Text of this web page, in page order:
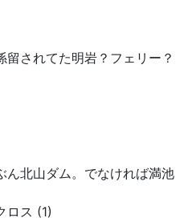
されてた明岩？フェリー？
ん北山ダム。でなければ満池
ロス (1)